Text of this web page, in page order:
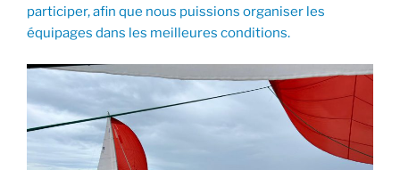
participer, afin que nous puissions organiser les
équipages dans les meilleures conditions.